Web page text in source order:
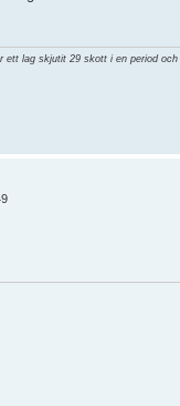
ett lag skjutit 29 skott i en period